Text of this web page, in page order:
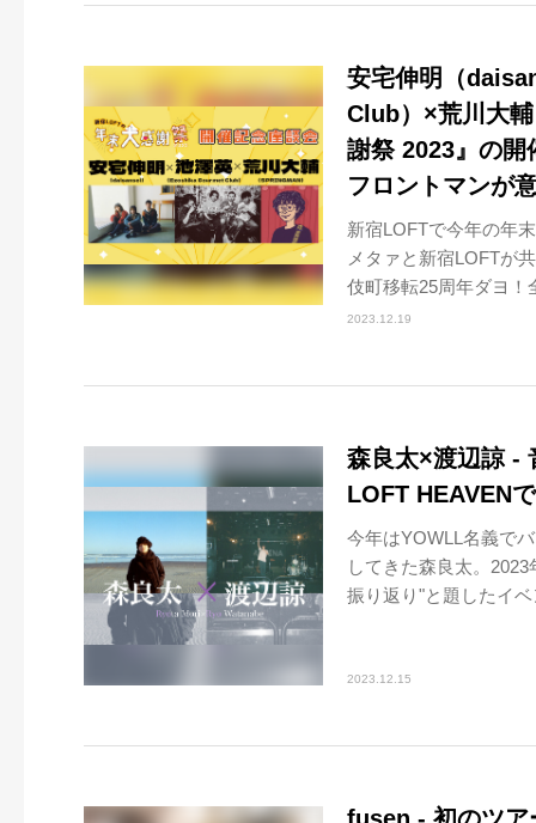
安宅伸明（
Club）×荒川大
謝祭 2023』の開
フロントマンが
新宿LOFTで今年の年
メタァと新宿LOFTが
伎町移転25周年ダヨ！
2023.12.19
森良太×渡辺諒 -
LOFT HEAVEN
今年はYOWLL名義で
してきた森良太。
振り返り"と題したイ
2023.12.15